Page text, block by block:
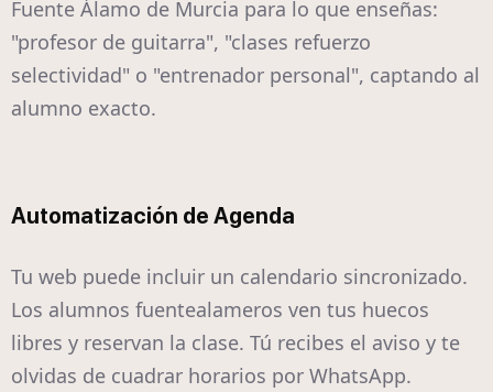
Fuente Álamo de Murcia para lo que enseñas:
"profesor de guitarra", "clases refuerzo
selectividad" o "entrenador personal", captando al
alumno exacto.
Automatización de Agenda
Tu web puede incluir un calendario sincronizado.
Los alumnos fuentealameros ven tus huecos
libres y reservan la clase. Tú recibes el aviso y te
olvidas de cuadrar horarios por WhatsApp.